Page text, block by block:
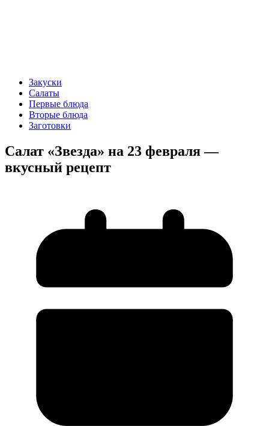
Закуски
Салаты
Первые блюда
Вторые блюда
Заготовки
Салат «Звезда» на 23 февраля —
вкусный рецепт